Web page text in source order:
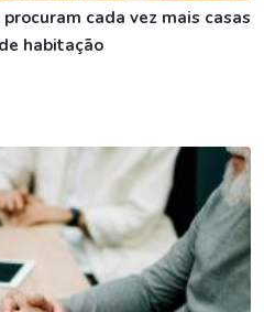
cada vez mais casas
habitação